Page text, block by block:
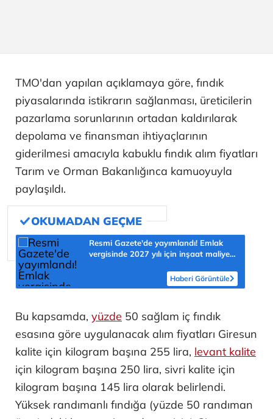
TMO'dan yapılan açıklamaya göre, fındık
piyasalarında istikrarın sağlanması, üreticilerin
pazarlama sorunlarının ortadan kaldırılarak
depolama ve finansman ihtiyaçlarının
giderilmesi amacıyla kabuklu fındık alım fiyatları
Tarım ve Orman Bakanlığınca kamuoyuyla
paylaşıldı.
Resmi Gazete'de yayımlandı! Emlak
vergisinde 2027 yılı için inşaat maliyet
Haberi Görüntüle
Bu kapsamda, yüzde 50 sağlam iç fındık
esasına göre uygulanacak alım fiyatları Giresun
kalite için kilogram başına 255 lira, levant kalite
için kilogram başına 250 lira, sivri kalite için
kilogram başına 145 lira olarak belirlendi.
Yüksek randımanlı fındığa (yüzde 50 randıman